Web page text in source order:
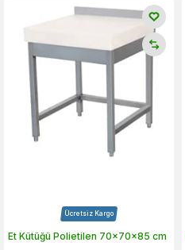
Ücretsiz Kargo
Et Kütüğü Polietilen 70x70x85 cm